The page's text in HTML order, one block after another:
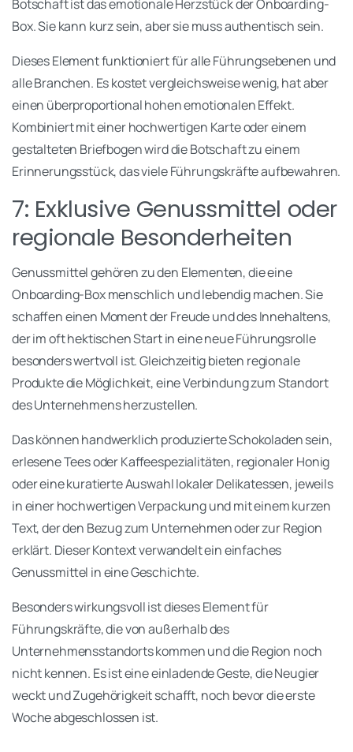
Botschaft ist das emotionale Herzstück der Onboarding-
Box. Sie kann kurz sein, aber sie muss authentisch sein.
Dieses Element funktioniert für alle Führungsebenen und
alle Branchen. Es kostet vergleichsweise wenig, hat aber
einen überproportional hohen emotionalen Effekt.
Kombiniert mit einer hochwertigen Karte oder einem
gestalteten Briefbogen wird die Botschaft zu einem
Erinnerungsstück, das viele Führungskräfte aufbewahren.
7: Exklusive Genussmittel oder
regionale Besonderheiten
Genussmittel gehören zu den Elementen, die eine
Onboarding-Box menschlich und lebendig machen. Sie
schaffen einen Moment der Freude und des Innehaltens,
der im oft hektischen Start in eine neue Führungsrolle
besonders wertvoll ist. Gleichzeitig bieten regionale
Produkte die Möglichkeit, eine Verbindung zum Standort
des Unternehmens herzustellen.
Das können handwerklich produzierte Schokoladen sein,
erlesene Tees oder Kaffeespezialitäten, regionaler Honig
oder eine kuratierte Auswahl lokaler Delikatessen, jeweils
in einer hochwertigen Verpackung und mit einem kurzen
Text, der den Bezug zum Unternehmen oder zur Region
erklärt. Dieser Kontext verwandelt ein einfaches
Genussmittel in eine Geschichte.
Besonders wirkungsvoll ist dieses Element für
Führungskräfte, die von außerhalb des
Unternehmensstandorts kommen und die Region noch
nicht kennen. Es ist eine einladende Geste, die Neugier
weckt und Zugehörigkeit schafft, noch bevor die erste
Woche abgeschlossen ist.